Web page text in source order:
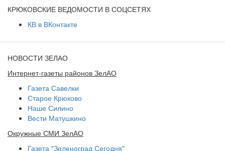
КРЮКОВСКИЕ ВЕДОМОСТИ В СОЦСЕТЯХ
КВ в ВКонтакте
НОВОСТИ ЗЕЛАО
Интернет-газеты районов ЗелАО
Газета Савелки
Старое Крюково
Наше Силино
Вести Матушкино
Окружные СМИ ЗелАО
Газета "Зеленоград Сегодня"